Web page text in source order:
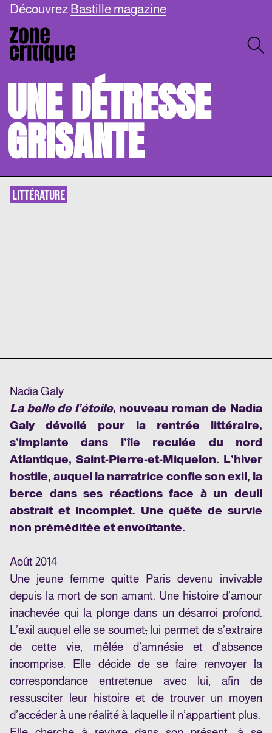
Découvrez Bastille magazine
UNE DÉTRESSE
GRISANTE
LITTÉRATURE
Nadia Galy
La belle de l’étoile, nouveau roman de Nadia
Galy dévoilé pour la rentrée littéraire,
s’implante dans l’île reculée du nord
Atlantique, Saint-Pierre-et-Miquelon. L’hiver
hostile, auquel la narratrice confie son exil, la
berce dans ses réactions face à un deuil
abstrait et incomplet. Une quête de survie
non préméditée et envoûtante.
Août 2014
Une jeune femme quitte Paris devenu invivable
depuis la mort de son amant. Une histoire d’amour
inachevée qui la plonge dans un désarroi profond.
L’exil auquel elle se soumet,lui permet de s’extraire
de cette vie, mêlée d’amnésie et d’absence
incomprise. Elle décide de se faire renvoyer la
correspondance entretenue avec lui, afin de
ressusciter leur histoire et de trouver un moyen
d’accéder à une réalité à laquelle il n’appartient plus.